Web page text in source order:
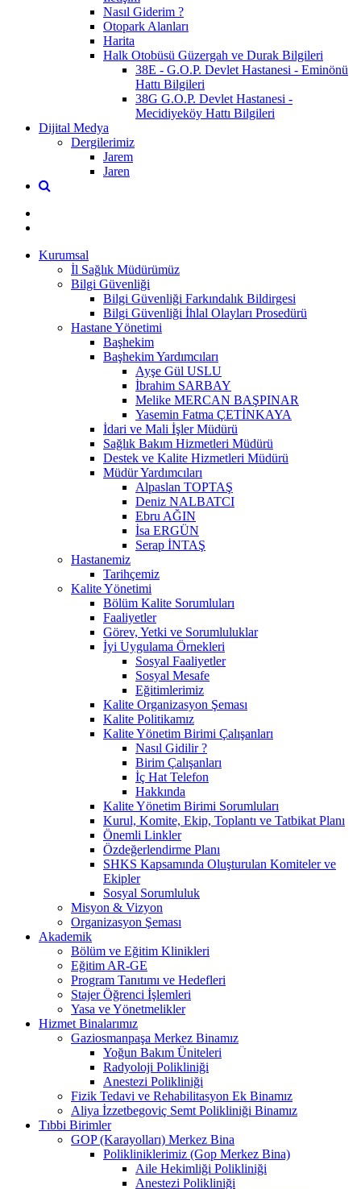
Nasıl Giderim ?
Otopark Alanları
Harita
Halk Otobüsü Güzergah ve Durak Bilgileri
38E - G.O.P. Devlet Hastanesi - Eminönü
Hattı Bilgileri
38G G.O.P. Devlet Hastanesi -
Mecidiyeköy Hattı Bilgileri
Dijital Medya
Dergilerimiz
Jarem
Jaren
Kurumsal
İl Sağlık Müdürümüz
Bilgi Güvenliği
Bilgi Güvenliği Farkındalık Bildirgesi
Bilgi Güvenliği İhlal Olayları Prosedürü
Hastane Yönetimi
Başhekim
Başhekim Yardımcıları
Ayşe Gül USLU
İbrahim SARBAY
Melike MERCAN BAŞPINAR
Yasemin Fatma ÇETİNKAYA
İdari ve Mali İşler Müdürü
Sağlık Bakım Hizmetleri Müdürü
Destek ve Kalite Hizmetleri Müdürü
Müdür Yardımcıları
Alpaslan TOPTAŞ
Deniz NALBATCI
Ebru AĞIN
İsa ERGÜN
Serap İNTAŞ
Hastanemiz
Tarihçemiz
Kalite Yönetimi
Bölüm Kalite Sorumluları
Faaliyetler
Görev, Yetki ve Sorumluluklar
İyi Uygulama Örnekleri
Sosyal Faaliyetler
Sosyal Mesafe
Eğitimlerimiz
Kalite Organizasyon Şeması
Kalite Politikamız
Kalite Yönetim Birimi Çalışanları
Nasıl Gidilir ?
Birim Çalışanları
İç Hat Telefon
Hakkında
Kalite Yönetim Birimi Sorumluları
Kurul, Komite, Ekip, Toplantı ve Tatbikat Planı
Önemli Linkler
Özdeğerlendirme Planı
SHKS Kapsamında Oluşturulan Komiteler ve
Ekipler
Sosyal Sorumluluk
Misyon & Vizyon
Organizasyon Şeması
Akademik
Bölüm ve Eğitim Klinikleri
Eğitim AR-GE
Program Tanıtımı ve Hedefleri
Stajer Öğrenci İşlemleri
Yasa ve Yönetmelikler
Hizmet Binalarımız
Gaziosmanpaşa Merkez Binamız
Yoğun Bakım Üniteleri
Radyoloji Polikliniği
Anestezi Polikliniği
Fizik Tedavi ve Rehabilitasyon Ek Binamız
Aliya İzzetbegoviç Semt Polikliniği Binamız
Tıbbi Birimler
GOP (Karayolları) Merkez Bina
Polikliniklerimiz (Gop Merkez Bina)
Aile Hekimliği Polikliniği
Anestezi Polikliniği